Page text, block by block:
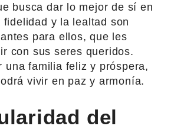
busca dar lo mejor de sí en
fidelidad y la lealtad son
para ellos, que les
con sus seres queridos.
una familia feliz y próspera,
vivir en paz y armonía.
del